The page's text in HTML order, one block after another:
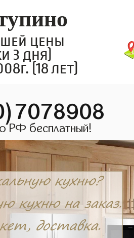
цены
3 дня)
(18 лет)
РФ бесплатный!